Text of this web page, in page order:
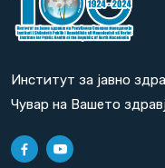
Институт за јавно
Чувар на Вашето